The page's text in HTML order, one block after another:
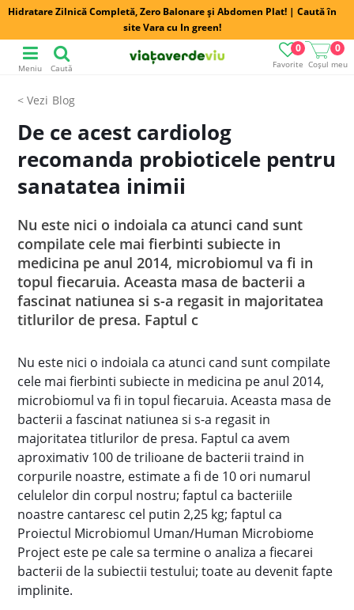
Hidratare Zilnică Completă, Zero Balonare și Abdomen Plat! | Caută în
site Vara cu In green!
Favorite
0
Coșul meu
0
Meniu Caută
Blog
De ce acest cardiolog
recomanda probioticele pentru
sanatatea inimii
Nu este nici o indoiala ca atunci cand sunt
compilate cele mai fierbinti subiecte in
medicina pe anul 2014, microbiomul va fi in
topul fiecaruia. Aceasta masa de bacterii a
fascinat natiunea si s-a regasit in majoritatea
titlurilor de presa. Faptul c
Nu este nici o indoiala ca atunci cand sunt compilate
cele mai fierbinti subiecte in medicina pe anul 2014,
microbiomul va fi in topul fiecaruia. Aceasta masa de
bacterii a fascinat natiunea si s-a regasit in
majoritatea titlurilor de presa. Faptul ca avem
aproximativ 100 de trilioane de bacterii traind in
corpurile noastre, estimate a fi de 10 ori numarul
celulelor din corpul nostru; faptul ca bacteriile
noastre cantaresc cel putin 2,25 kg; faptul ca
Proiectul Microbiomul Uman/Human Microbiome
Project este pe cale sa termine o analiza a fiecarei
bacterii de la subiectii testului; toate au devenit fapte
implinite.